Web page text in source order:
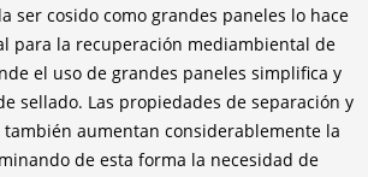
ser cosido como grandes paneles lo hace
para la recuperación mediambiental de
el uso de grandes paneles simplifica y
sellado. Las propiedades de separación y
aumentan considerablemente la
de esta forma la necesidad de